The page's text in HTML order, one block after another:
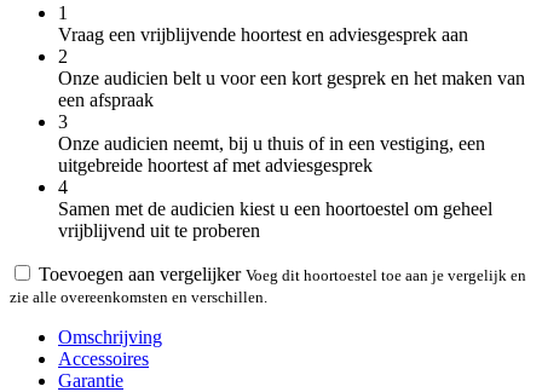
1
Vraag een vrijblijvende hoortest en adviesgesprek aan
2
Onze audicien belt u voor een kort gesprek en het maken van
een afspraak
3
Onze audicien neemt, bij u thuis of in een vestiging, een
uitgebreide hoortest af met adviesgesprek
4
Samen met de audicien kiest u een hoortoestel om geheel
vrijblijvend uit te proberen
Toevoegen aan vergelijker Voeg dit hoortoestel toe aan je vergelijk en
zie alle overeenkomsten en verschillen.
Omschrijving
Accessoires
Garantie